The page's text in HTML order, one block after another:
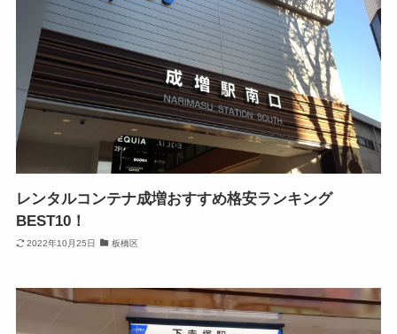
レンタルコンテナ成増おすすめ格安ランキング
BEST10！
2022年10月25日 板橋区